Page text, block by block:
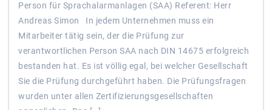
Person für Sprachalarmanlagen (SAA) Referent: Herr
Andreas Simon In jedem Unternehmen muss ein
Mitarbeiter tätig sein, der die Prüfung zur
verantwortlichen Person SAA nach DIN 14675 erfolgreich
bestanden hat. Es ist völlig egal, bei welcher Gesellschaft
Sie die Prüfung durchgeführt haben. Die Prüfungsfragen
wurden unter allen Zertifizierungsgesellschaften